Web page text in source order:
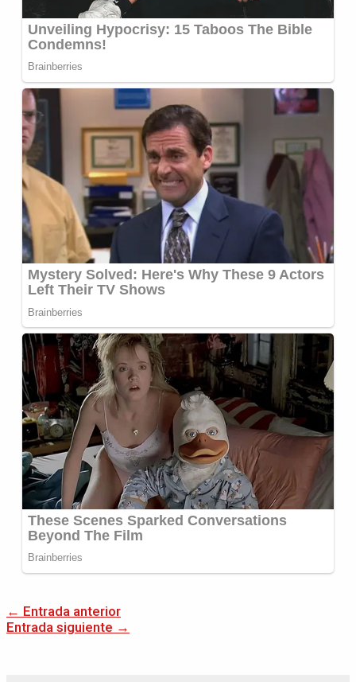
← Entrada anterior
Entrada siguiente →